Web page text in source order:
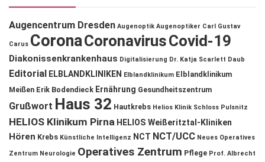
Augencentrum Dresden Augenoptik Augenoptiker Carl Gustav
Carus CoronaCoronavirusCovid-19
Diakonissenkrankenhaus Digitalisierung Dr. Katja Scarlett Daub
Editorial ELBLANDKLINIKEN Elblandklinikum Elblandklinikum
Meißen Erik Bodendieck Ernährung Gesundheitszentrum
Grußwort Haus 32 Hautkrebs Helios Klinik Schloss Pulsnitz
HELIOS Klinikum Pirna HELIOS Weißeritztal-Kliniken
Hören Krebs Künstliche Intelligenz NCT NCT/UCC Neues Operatives
Zentrum Neurologie Operatives Zentrum Pflege Prof. Albrecht